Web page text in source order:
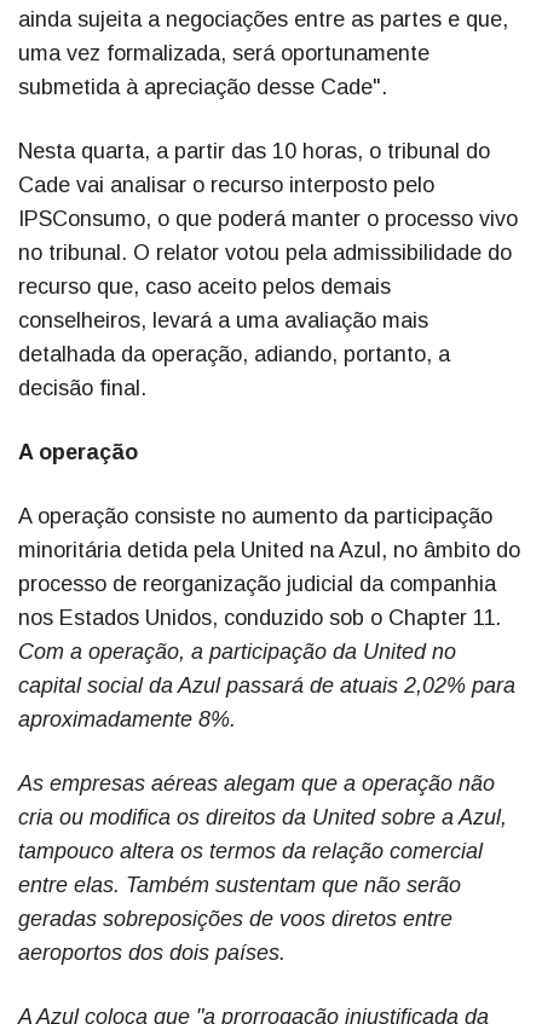
ainda sujeita a negociações entre as partes e que,
uma vez formalizada, será oportunamente
submetida à apreciação desse Cade".
Nesta quarta, a partir das 10 horas, o tribunal do
Cade vai analisar o recurso interposto pelo
IPSConsumo, o que poderá manter o processo vivo
no tribunal. O relator votou pela admissibilidade do
recurso que, caso aceito pelos demais
conselheiros, levará a uma avaliação mais
detalhada da operação, adiando, portanto, a
decisão final.
A operação
A operação consiste no aumento da participação
minoritária detida pela United na Azul, no âmbito do
processo de reorganização judicial da companhia
nos Estados Unidos, conduzido sob o Chapter 11.
Com a operação, a participação da United no
capital social da Azul passará de atuais 2,02% para
aproximadamente 8%.
As empresas aéreas alegam que a operação não
cria ou modifica os direitos da United sobre a Azul,
tampouco altera os termos da relação comercial
entre elas. Também sustentam que não serão
geradas sobreposições de voos diretos entre
aeroportos dos dois países.
A Azul coloca que "a prorrogação injustificada da